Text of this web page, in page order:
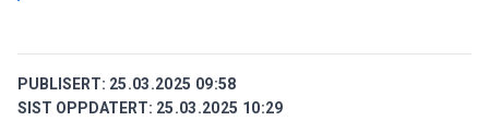
PUBLISERT: 25.03.2025 09:58
SIST OPPDATERT: 25.03.2025 10:29